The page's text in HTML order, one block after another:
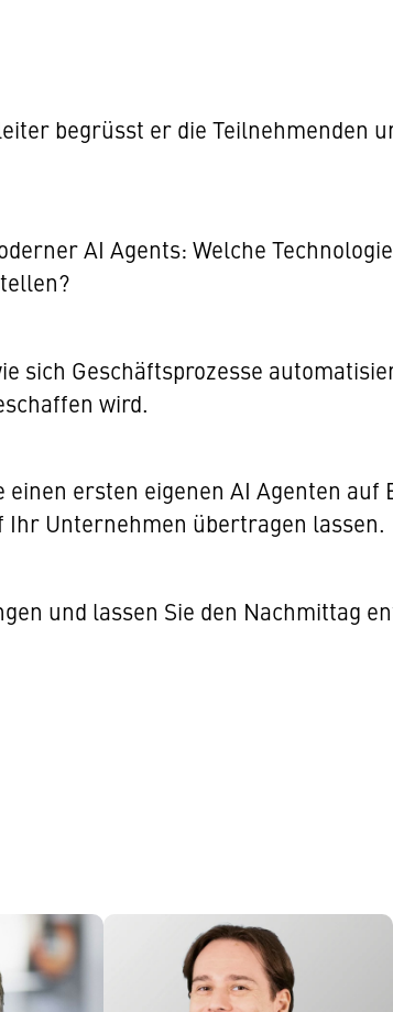
begrüsst er die Teilnehmenden
AI Agents: Welche
sich Geschäftsprozesse
wird.
ersten eigenen AI Agenten auf
Ihr Unternehmen übertragen lassen.
und lassen Sie den Nachmittag